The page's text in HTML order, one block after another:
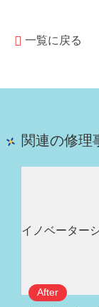
一覧に戻る
関連の修理